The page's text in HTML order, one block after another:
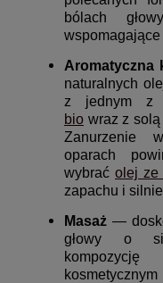
bólach
wspomagające
Aromatyczna
naturalnych
z jednym z
bio wraz z
Zanurzenie
oparach
wybrać olej ze
zapachu i
Masaż —
głowy o